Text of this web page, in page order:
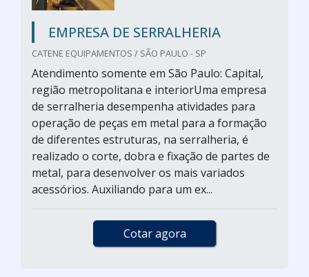
EMPRESA DE SERRALHERIA
CATENE EQUIPAMENTOS / SÃO PAULO - SP
Atendimento somente em São Paulo: Capital,
região metropolitana e interiorUma empresa
de serralheria desempenha atividades para
operação de peças em metal para a formação
de diferentes estruturas, na serralheria, é
realizado o corte, dobra e fixação de partes de
metal, para desenvolver os mais variados
acessórios. Auxiliando para um ex...
Cotar agora